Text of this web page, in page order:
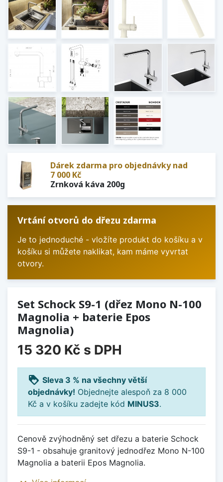
Dárek zdarma pro objednávky nad
7 000 Kč
Zrnková káva 200g
Vrtání otvorů do dřezu zdarma
Je to jednoduché - vložíte produkt do košíku a v
košíku si můžete naklikat, kam máme vyvrtat
otvory.
Set Schock S9-1 (dřez Mono N-100
Magnolia + baterie Epos
Magnolia)
15 320 Kč s DPH
loyalty Sleva 3 % na všechny větší
objednávky! Objednejte alespoň za 8 000
Kč a v košíku zadejte kód MINUS3.
Cenově zvýhodněný set dřezu a baterie Schock
S9-1 - obsahuje granitový jednodřez Mono N-100
Magnolia a baterii Epos Magnolia.